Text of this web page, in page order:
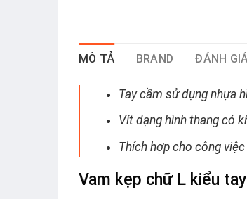
MÔ TẢ BRAND ĐÁNH
Tay cầm sử dụng nhựa
Vít dạng hình thang có
Thích hợp cho công
Vam kẹp chữ L kiểu